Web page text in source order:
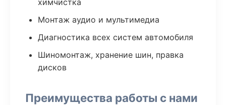
химчистка
Монтаж аудио и мультимедиа
Диагностика всех систем автомобиля
Шиномонтаж, хранение шин, правка
дисков
Преимущества работы с нами